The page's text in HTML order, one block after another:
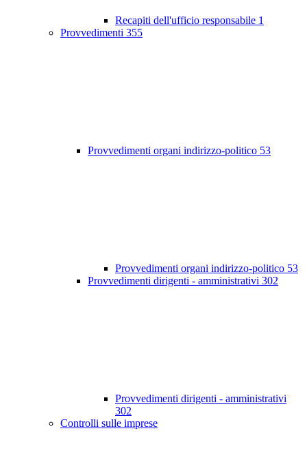
Recapiti dell'ufficio responsabile 1
Provvedimenti 355
Provvedimenti organi indirizzo-politico 53
Provvedimenti organi indirizzo-politico 53
Provvedimenti dirigenti - amministrativi 302
Provvedimenti dirigenti - amministrativi
302
Controlli sulle imprese